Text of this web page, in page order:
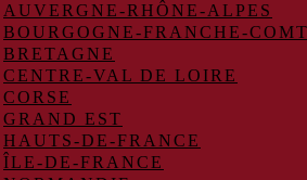
AUVERGNE-RHÔNE-ALPES
BOURGOGNE-FRANCHE-
BRETAGNE
CENTRE-VAL DE LOIRE
CORSE
GRAND EST
HAUTS-DE-FRANCE
ÎLE-DE-FRANCE